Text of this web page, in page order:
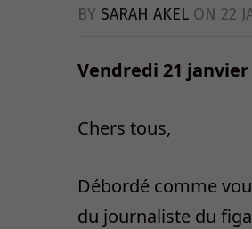
BY SARAH AKEL ON 22
Vendredi 21 janvier
Chers tous,
Débordé comme
du journaliste du